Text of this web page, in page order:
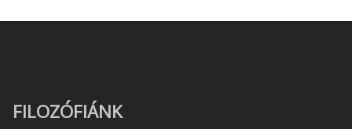
FILOZÓFIÁNK